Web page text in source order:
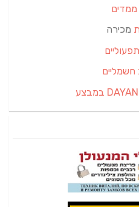
ממדים
מכירה
חשמליים